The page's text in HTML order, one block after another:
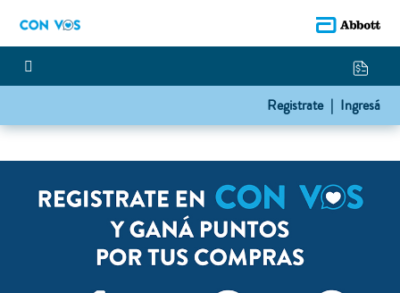
Registrate | Ingresá